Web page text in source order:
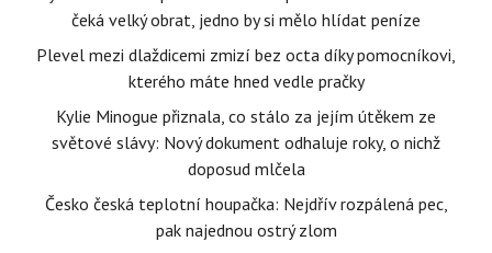
čeká velký obrat, jedno by si mělo hlídat peníze
Plevel mezi dlaždicemi zmizí bez octa díky pomocníkovi,
kterého máte hned vedle pračky
Kylie Minogue přiznala, co stálo za jejím útěkem ze
světové slávy: Nový dokument odhaluje roky, o nichž
doposud mlčela
Česko česká teplotní houpačka: Nejdřív rozpálená pec,
pak najednou ostrý zlom